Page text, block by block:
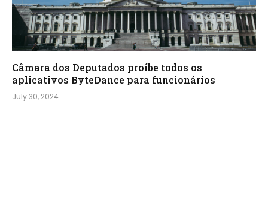
Câmara dos Deputados proíbe todos os
aplicativos ByteDance para funcionários
July 30, 2024